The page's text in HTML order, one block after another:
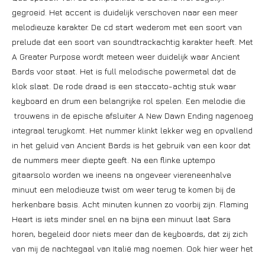
gegroeid. Het accent is duidelijk verschoven naar een meer
melodieuze karakter. De cd start wederom met een soort van
prelude dat een soort van soundtrackachtig karakter heeft. Met
A Greater Purpose wordt meteen weer duidelijk waar Ancient
Bards voor staat. Het is full melodische powermetal dat de
klok slaat. De rode draad is een staccato-achtig stuk waar
keyboard en drum een belangrijke rol spelen. Een melodie die
trouwens in de epische afsluiter A New Dawn Ending nagenoeg
integraal terugkomt. Het nummer klinkt lekker weg en opvallend
in het geluid van Ancient Bards is het gebruik van een koor dat
de nummers meer diepte geeft. Na een flinke uptempo
gitaarsolo worden we ineens na ongeveer viereneenhalve
minuut een melodieuze twist om weer terug te komen bij de
herkenbare basis. Acht minuten kunnen zo voorbij zijn. Flaming
Heart is iets minder snel en na bijna een minuut laat Sara
horen, begeleid door niets meer dan de keyboards, dat zij zich
van mij de nachtegaal van Italië mag noemen. Ook hier weer het